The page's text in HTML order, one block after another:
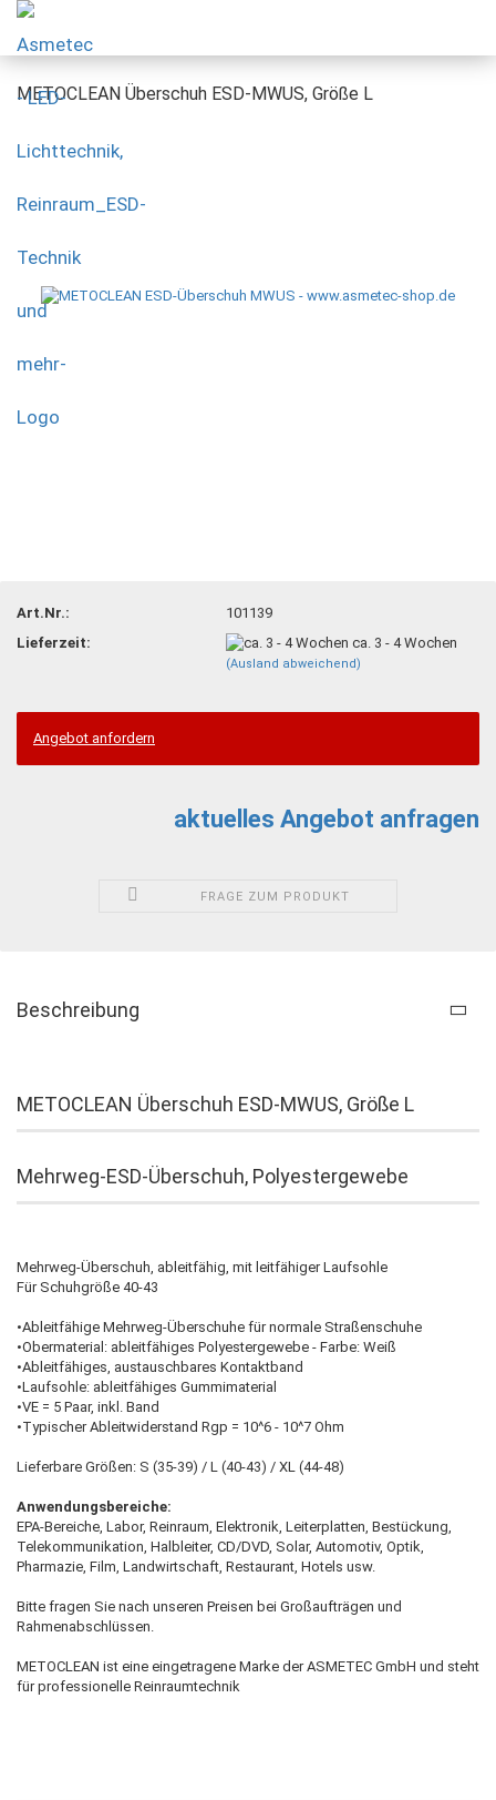
METOCLEAN Überschuh ESD-MWUS, Größe L
Art.Nr.:
101139
Lieferzeit:
ca. 3 - 4 Wochen
(Ausland abweichend)
Angebot anfordern
aktuelles Angebot anfragen
FRAGE ZUM PRODUKT
Beschreibung
METOCLEAN Überschuh ESD-MWUS, Größe L
Mehrweg-ESD-Überschuh, Polyestergewebe
Mehrweg-Überschuh, ableitfähig, mit leitfähiger Laufsohle
Für Schuhgröße 40-43
•Ableitfähige Mehrweg-Überschuhe für normale Straßenschuhe
•Obermaterial: ableitfähiges Polyestergewebe - Farbe: Weiß
•Ableitfähiges, austauschbares Kontaktband
•Laufsohle: ableitfähiges Gummimaterial
•VE = 5 Paar, inkl. Band
•Typischer Ableitwiderstand Rgp = 10^6 - 10^7 Ohm
Lieferbare Größen: S (35-39) / L (40-43) / XL (44-48)
Anwendungsbereiche:
EPA-Bereiche, Labor, Reinraum, Elektronik, Leiterplatten, Bestückung,
Telekommunikation, Halbleiter, CD/DVD, Solar, Automotiv, Optik,
Pharmazie, Film, Landwirtschaft, Restaurant, Hotels usw.
Bitte fragen Sie nach unseren Preisen bei Großaufträgen und
Rahmenabschlüssen.
METOCLEAN ist eine eingetragene Marke der ASMETEC GmbH und steht
für professionelle Reinraumtechnik